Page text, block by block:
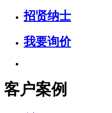
招贤纳士
我要询价
客户案例